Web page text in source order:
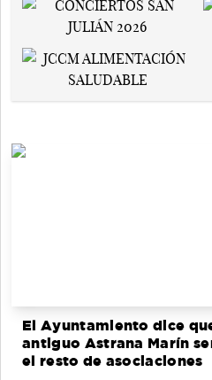
El Ayuntamiento dice
antiguo Astrana Marín
el resto de asociaciones